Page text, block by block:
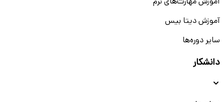
آموزش مهارت‌های نرم
آموزش دیتا بیس
سایر دوره‌ها
دانشکار